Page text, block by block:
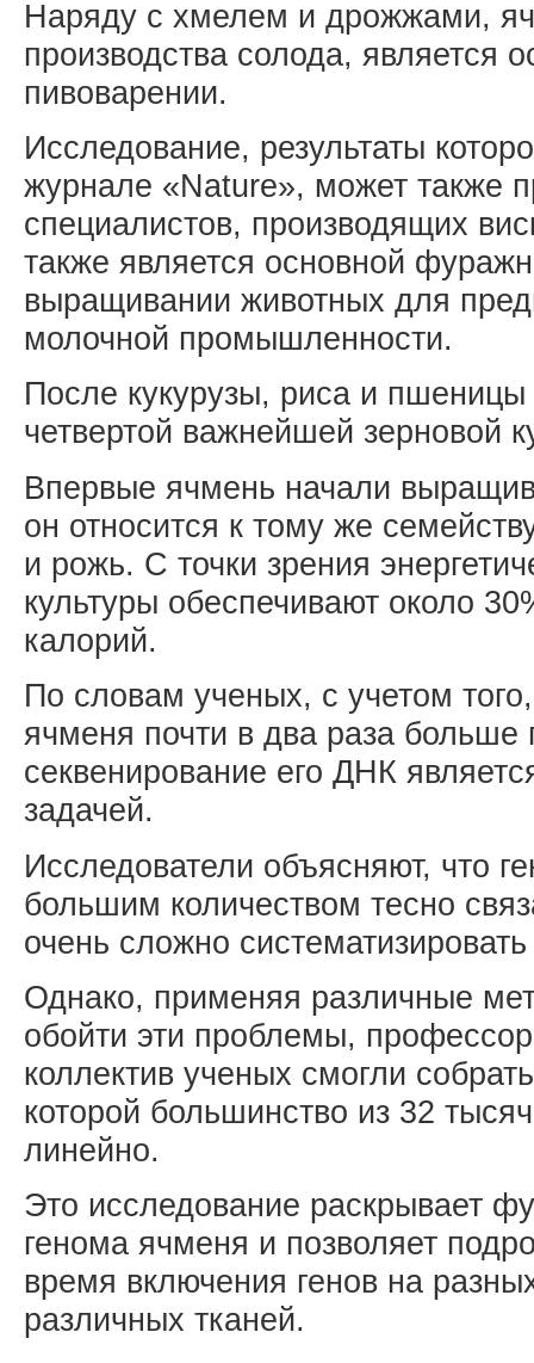
Наряду с хмелем и дрожжами,
производства солода, является
пивоварении.
Исследование, результаты
журнале «Nature», может также
специалистов, производящих
также является основной
выращивании животных для
молочной промышленности.
После кукурузы, риса и пшеницы
четвертой важнейшей зерновой
Впервые ячмень начали
он относится к тому же
и рожь. С точки зрения
культуры обеспечивают около
калорий.
По словам ученых, с учетом
ячменя почти в два раза больше
секвенирование его ДНК
задачей.
Исследователи объясняют, что
большим количеством тесно
очень сложно
Однако, применяя различные
обойти эти проблемы,
коллектив ученых смогли
которой большинство из 32
линейно.
Это исследование раскрывает
генома ячменя и позволяет
время включения генов на
различных тканей.